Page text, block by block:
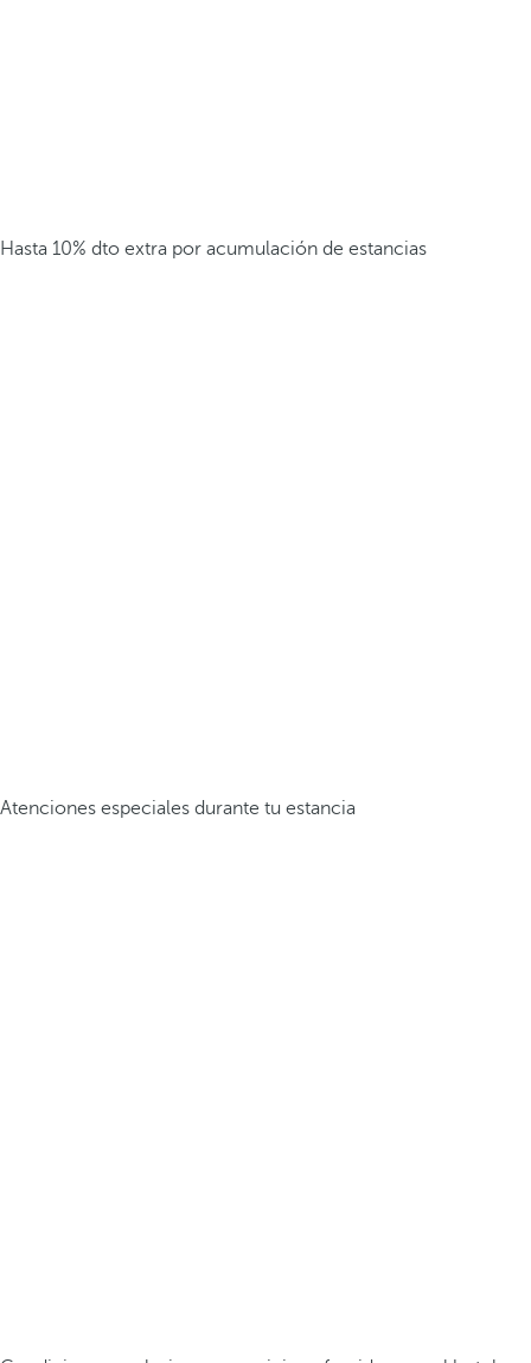
Hasta 10% dto extra por acumulación de estancias
Atenciones especiales durante tu estancia